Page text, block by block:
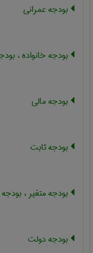
بودجه عمرانی
بودجه خانواده ،
بودجه مالی
بودجه ثابت
بودجه متغیر ،
بودجه دولت